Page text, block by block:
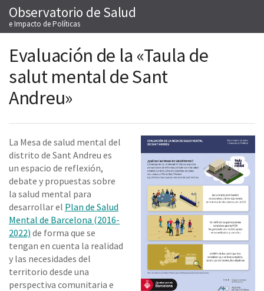
Saltar
al
contenido
Observatorio de Salud
e Impacto de Políticas
Evaluación de la «Taula de
salut mental de Sant
Andreu»
La Mesa de salud mental del
distrito de Sant Andreu es
un espacio de reflexión,
debate y propuestas sobre
la salud mental para
desarrollar el Plan de Salud
Mental de Barcelona (2016-
2022) de forma que se
tengan en cuenta la realidad
y las necesidades del
territorio desde una
perspectiva comunitaria e